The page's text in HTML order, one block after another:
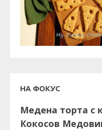
НА ФОКУС
Медена торта с
Кокосов